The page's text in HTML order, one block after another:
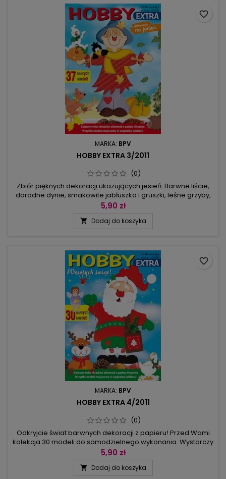
MARKA: BPV
HOBBY EXTRA 3/2011
(0)
Zbiór pięknych dekoracji ukazujących jesień. Barwne liście,
dorodne dynie, smakowite jabłuszka i gruszki, leśne grzyby,
uśmiechnięte strachy na wróble, lśniące w słońcu kasztany,
zwierzątka: myszki, wiewiórki, jeże… Wśród tak pogodnych
5,90 zł
 Dodaj do koszyka
favorite_border
MARKA: BPV
HOBBY EXTRA 4/2011
(0)
Odkryjcie świat barwnych dekoracji z papieru! Przed Wami
kolekcja 30 modeli do samodzielnego wykonania. Wystarczy
skopiować zamieszczone na arkuszach wzory na kolorowy
dodatkami. W efekcie powstaną obrazki do naklejenia na
5,90 zł
 Dodaj do koszyka
favorite_border